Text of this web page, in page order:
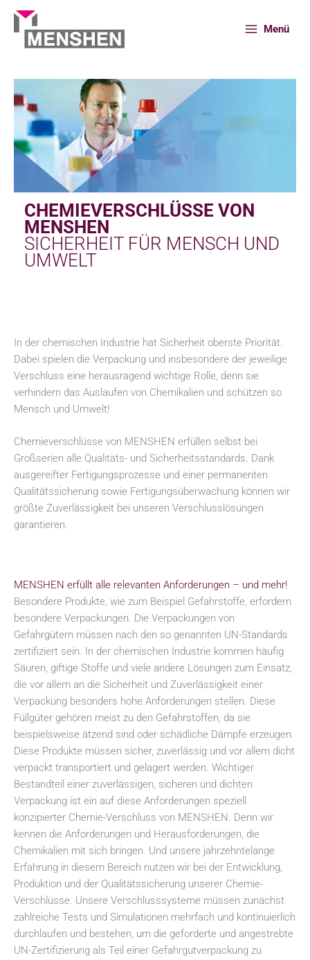
Zum
springen
Menü
Portfolio Chemieverschlüsse
CHEMIEVERSCHLÜSSE VON
MENSHEN
SICHERHEIT FÜR MENSCH UND
UMWELT
In der chemischen Industrie hat Sicherheit oberste Priorität.
Dabei spielen die Verpackung und insbesondere der jeweilige
Verschluss eine herausragend wichtige Rolle, denn sie
verhindern das Auslaufen von Chemikalien und schützen so
Mensch und Umwelt!
Chemieverschlüsse von MENSHEN erfüllen selbst bei
Großserien alle Qualitäts- und Sicherheitsstandards. Dank
ausgereifter Fertigungsprozesse und einer permanenten
Qualitätssicherung sowie Fertigungsüberwachung können wir
größte Zuverlässigkeit bei unseren Verschlusslösungen
garantieren.
MENSHEN erfüllt alle relevanten Anforderungen – und mehr!
Besondere Produkte, wie zum Beispiel Gefahrstoffe, erfordern
besondere Verpackungen. Die Verpackungen von
Gefahrgütern müssen nach den so genannten UN-Standards
zertifiziert sein. In der chemischen Industrie kommen häufig
Säuren, giftige Stoffe und viele andere Lösungen zum Einsatz,
die vor allem an die Sicherheit und Zuverlässigkeit einer
Verpackung besonders hohe Anforderungen stellen. Diese
Füllgüter gehören meist zu den Gefahrstoffen, da sie
beispielsweise ätzend sind oder schädliche Dämpfe erzeugen.
Diese Produkte müssen sicher, zuverlässig und vor allem dicht
verpackt transportiert und gelagert werden. Wichtiger
Bestandteil einer zuverlässigen, sicheren und dichten
Verpackung ist ein auf diese Anforderungen speziell
konzipierter Chemie-Verschluss von MENSHEN. Denn wir
kennen die Anforderungen und Herausforderungen, die
Chemikalien mit sich bringen. Und unsere jahrzehntelange
Erfahrung in diesem Bereich nutzen wir bei der Entwicklung,
Produktion und der Qualitätssicherung unserer Chemie-
Verschlüsse. Unsere Verschlusssysteme müssen zunächst
zahlreiche Tests und Simulationen mehrfach und kontinuierlich
durchlaufen und bestehen, um die geforderte und angestrebte
UN-Zertifizierung als Teil einer Gefahrgutverpackung zu